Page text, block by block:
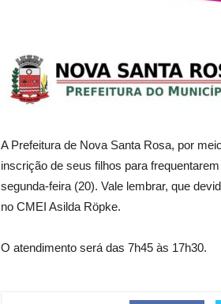
A Prefeitura de Nova Santa Rosa, por
inscrição de seus filhos para
segunda-feira (20). Vale lembrar, que
no CMEI Asilda Röpke.
O atendimento será das 7h45 às 17h30.